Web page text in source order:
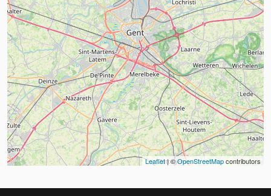
Leaflet| ©OpenStreetMapcontributors